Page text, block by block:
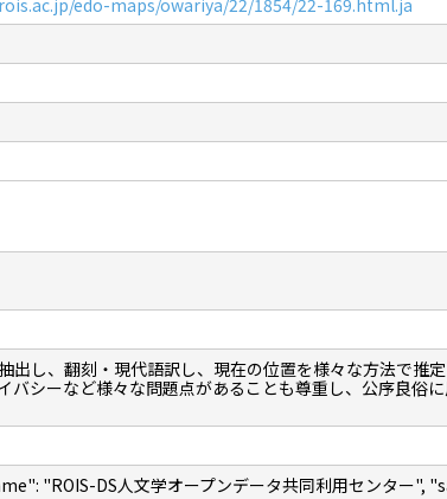
edo-maps/owariya/22/1854/22-169.html.ja
出し、翻刻・現代語訳し、現在の位置を様々な方法で推
バシーなど様々な問題点があることも尊重し、公序良俗
"ROIS-DS人文学オープンデータ共同利用センター",